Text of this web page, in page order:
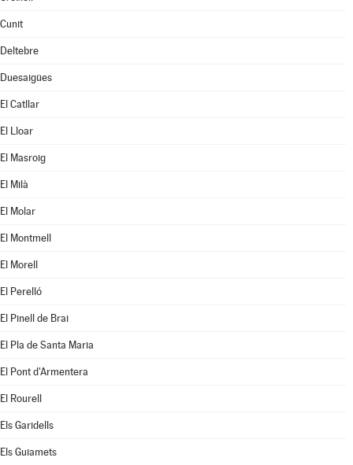
Cunit
Deltebre
Duesaigües
El Catllar
El Lloar
El Masroig
El Milà
El Molar
El Montmell
El Morell
El Perelló
El Pinell de Brai
El Pla de Santa Maria
El Pont d'Armentera
El Rourell
Els Garidells
Els Guiamets